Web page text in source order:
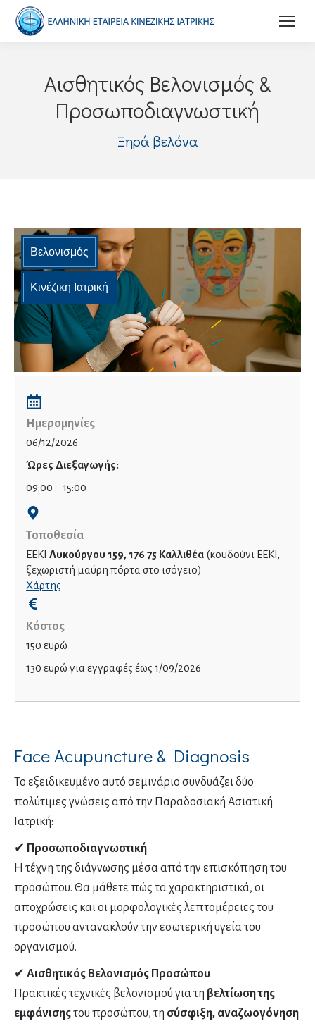
Αισθητικός Βελονισμός &
Προσωποδιαγνωστική
Ξηρά βελόνα
Βελονισμός
Κινέζικη Ιατρική
Ημερομηνίες
06/12/2026
Ώρες Διεξαγωγής:
09:00 – 15:00
Τοποθεσία
EEKI Λυκούργου 159, 176 75 Καλλιθέα (κουδούνι EEKI,
ξεχωριστή μαύρη πόρτα στο ισόγειο)
Χάρτης
Κόστος
150 ευρώ
130 ευρώ για εγγραφές έως 1/09/2026
Face Acupuncture & Diagnosis
Το εξειδικευμένο αυτό σεμινάριο συνδυάζει δύο
πολύτιμες γνώσεις από την Παραδοσιακή Ασιατική
Ιατρική:
✔ Προσωποδιαγνωστική
Η τέχνη της διάγνωσης μέσα από την επισκόπηση του
προσώπου. Θα μάθετε πώς τα χαρακτηριστικά, οι
αποχρώσεις και οι μορφολογικές λεπτομέρειες του
προσώπου αντανακλούν την εσωτερική υγεία του
οργανισμού.
✔ Αισθητικός Βελονισμός Προσώπου
Πρακτικές τεχνικές βελονισμού για τη βελτίωση της
εμφάνισηςτου προσώπου, τη σύσφιξη, αναζωογόνηση